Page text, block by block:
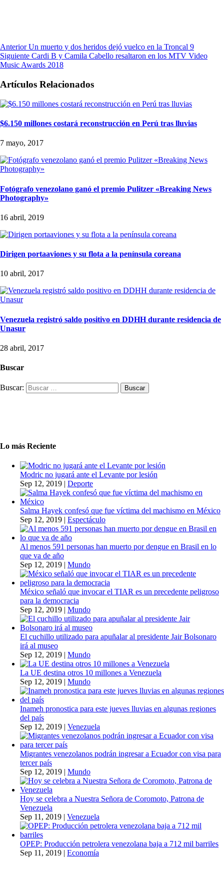
Anterior Un muerto y dos heridos dejó vuelco en la Troncal 9
Siguiente Cardi B y Camila Cabello resaltaron en los MTV Video
Music Awards 2018
Artículos Relacionados
$6.150 millones costará reconstrucción en Perú tras lluvias
7 mayo, 2017
Fotógrafo venezolano ganó el premio Pulitzer «Breaking News
Photography»
16 abril, 2019
Dirigen portaaviones y su flota a la península coreana
10 abril, 2017
Venezuela registró saldo positivo en DDHH durante residencia de
Unasur
28 abril, 2017
Buscar
Buscar:
Lo más Reciente
Modric no jugará ante el Levante por lesión
Sep 12, 2019 | Deporte
Salma Hayek confesó que fue víctima del machismo en México
Sep 12, 2019 | Espectáculo
Al menos 591 personas han muerto por dengue en Brasil en lo
que va de año
Sep 12, 2019 | Mundo
México señaló que invocar el TIAR es un precedente peligroso
para la democracia
Sep 12, 2019 | Mundo
El cuchillo utilizado para apuñalar al presidente Jair Bolsonaro
irá al museo
Sep 12, 2019 | Mundo
La UE destina otros 10 millones a Venezuela
Sep 12, 2019 | Mundo
Inameh pronostica para este jueves lluvias en algunas regiones
del país
Sep 12, 2019 | Venezuela
Migrantes venezolanos podrán ingresar a Ecuador con visa para
tercer país
Sep 12, 2019 | Mundo
Hoy se celebra a Nuestra Señora de Coromoto, Patrona de
Venezuela
Sep 11, 2019 | Venezuela
OPEP: Producción petrolera venezolana baja a 712 mil barriles
Sep 11, 2019 | Economía